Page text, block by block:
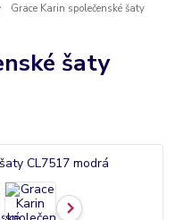
Grace Karin společenské šaty
šaty